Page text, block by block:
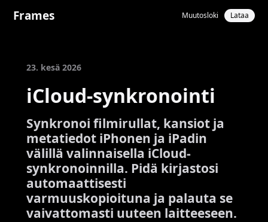
Frames Muutosloki Lataa
23. kesä 2026
iCloud-synkronointi
Synkronoi filmirullat, kansiot ja
metatiedot iPhonen ja iPadin
välillä valinnaisella iCloud-
synkronoinnilla. Pidä kirjastosi
automaattisesti
varmuuskopioituna ja palauta se
vaivattomasti uuteen laitteeseen.